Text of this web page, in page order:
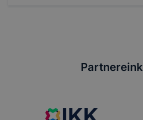
Partnereink